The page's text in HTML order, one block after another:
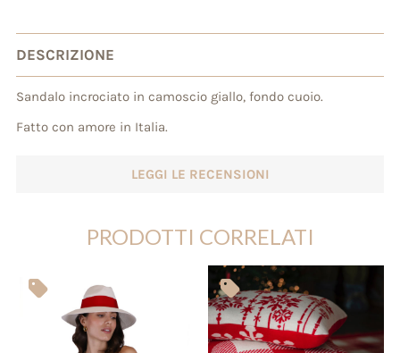
DESCRIZIONE
Sandalo incrociato in camoscio giallo, fondo cuoio.
Fatto con amore in Italia.
LEGGI LE RECENSIONI
PRODOTTI CORRELATI